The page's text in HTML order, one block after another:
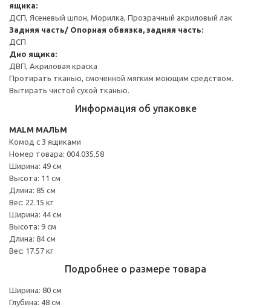
ящика:
ДСП, Ясеневый шпон, Морилка, Прозрачный акриловый лак
Задняя часть/ Опорная обвязка, задняя часть:
ДСП
Дно ящика:
ДВП, Акриловая краска
Протирать тканью, смоченной мягким моющим средством.
Вытирать чистой сухой тканью.
Информация об упаковке
MALM МАЛЬМ
Комод с 3 ящиками
Номер товара: 004.035.58
Ширина: 49 см
Высота: 11 см
Длина: 85 см
Вес: 22.15 кг
Ширина: 44 см
Высота: 9 см
Длина: 84 см
Вес: 17.57 кг
Подробнее о размере товара
Ширина: 80 см
Глубина: 48 см